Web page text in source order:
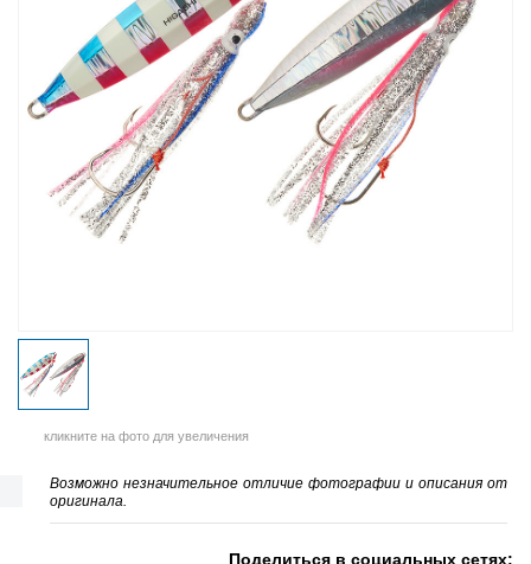
кликните на фото для увеличения
Возможно незначительное отличие фотографии и описания от
оригинала.
Поделиться в социальных сетях: